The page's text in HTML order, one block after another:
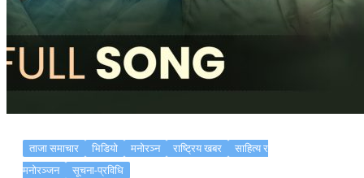
ताजा समाचार भिडियो मनोरञ्न राष्ट्रिय खबर
साहित्य र
मनोरञ्जन
सूचना-प्रविधि